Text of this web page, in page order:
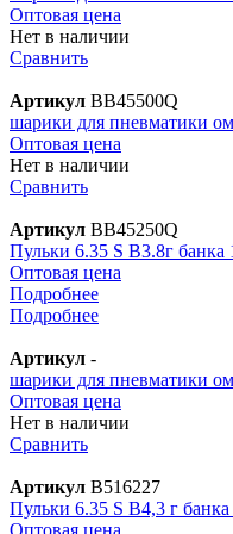
Оптовая цена
Нет в наличии
Сравнить
Артикул BB45500Q
шарики для пневматики
Оптовая цена
Нет в наличии
Сравнить
Артикул BB45250Q
Пульки 6.35 S B3.8г банка
Оптовая цена
Подробнее
Подробнее
Артикул -
шарики для пневматики
Оптовая цена
Нет в наличии
Сравнить
Артикул В516227
Пульки 6.35 S B4,3 г
Оптовая цена